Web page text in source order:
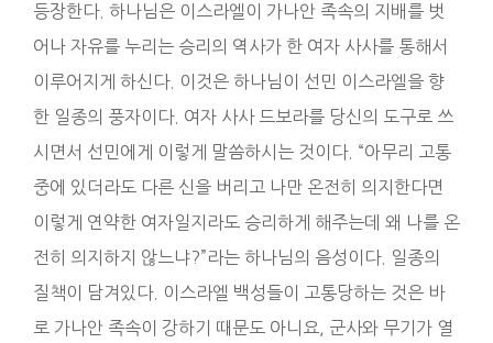
등장한다. 하나님은 이스라엘이 가나안 족속의 지배를 벗
어나 자유를 누리는 승리의 역사가 한 여자 사사를 통해서
이루어지게 하신다. 이것은 하나님이 선민 이스라엘을 향
한 일종의 풍자이다. 여자 사사 드보라를 당신의 도구로 쓰
시면서 선민에게 이렇게 말씀하시는 것이다. “아무리 고통
중에 있더라도 다른 신을 버리고 나만 온전히 의지한다면
이렇게 연약한 여자일지라도 승리하게 해주는데 왜 나를 온
전히 의지하지 않느냐?”라는 하나님의 음성이다. 일종의
질책이 담겨있다. 이스라엘 백성들이 고통당하는 것은 바
로 가나안 족속이 강하기 때문도 아니요, 군사와 무기가 열